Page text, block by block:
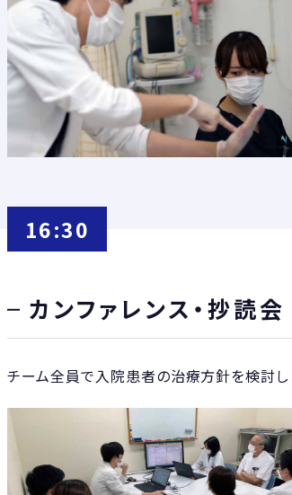
16:30
カンファレンス・抄読会
チーム全員で入院患者の治療方針を検討し